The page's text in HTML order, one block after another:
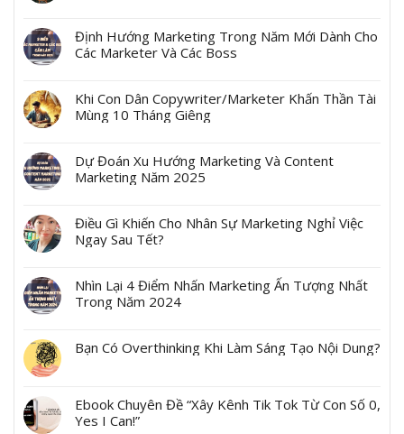
Định Hướng Marketing Trong Năm Mới Dành Cho
Các Marketer Và Các Boss
Khi Con Dân Copywriter/Marketer Khấn Thần Tài
Mùng 10 Tháng Giêng
Dự Đoán Xu Hướng Marketing Và Content
Marketing Năm 2025
Điều Gì Khiến Cho Nhân Sự Marketing Nghỉ Việc
Ngay Sau Tết?
Nhìn Lại 4 Điểm Nhấn Marketing Ấn Tượng Nhất
Trong Năm 2024
Bạn Có Overthinking Khi Làm Sáng Tạo Nội Dung?
Ebook Chuyên Đề “Xây Kênh Tik Tok Từ Con Số 0,
Yes I Can!”